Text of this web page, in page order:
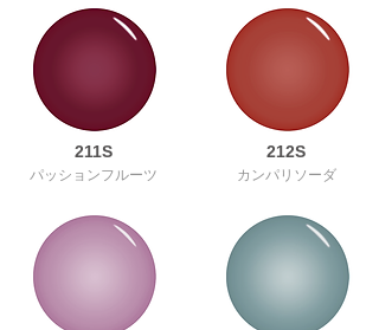
211S
パッションフルーツ
212S
カンパリソーダ